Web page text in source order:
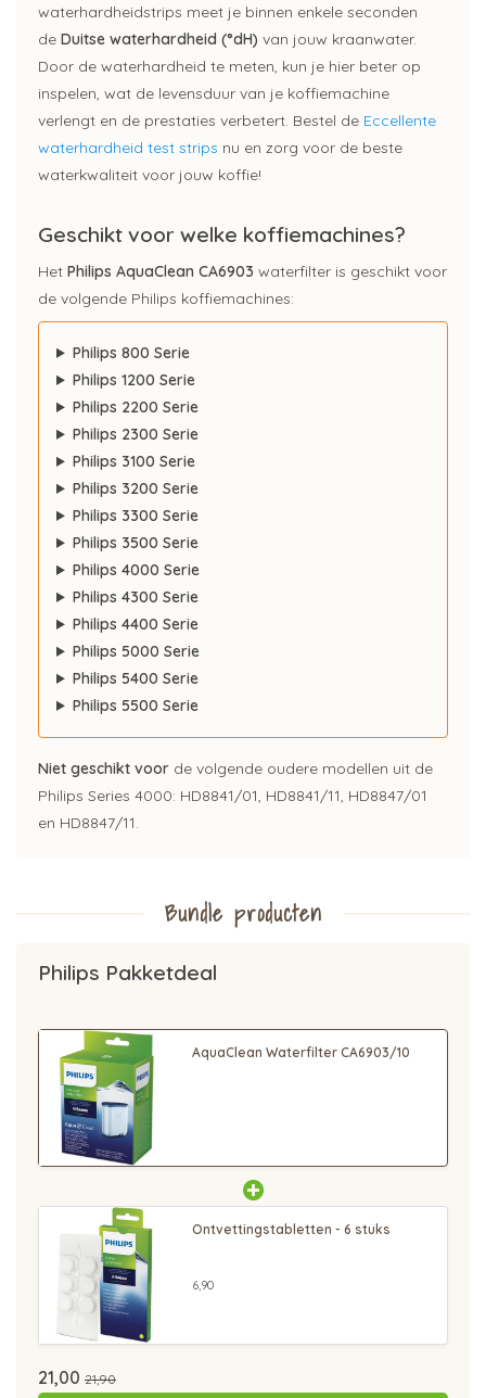
waterhardheidstrips meet je binnen enkele seconden
de Duitse waterhardheid (°dH) van jouw kraanwater.
Door de waterhardheid te meten, kun je hier beter op
inspelen, wat de levensduur van je koffiemachine
verlengt en de prestaties verbetert. Bestel de Eccellente
waterhardheid test strips nu en zorg voor de beste
waterkwaliteit voor jouw koffie!
Geschikt voor welke koffiemachines?
Het Philips AquaClean CA6903 waterfilter is geschikt voor
de volgende Philips koffiemachines:
Philips 800 Serie
Philips 1200 Serie
Philips 2200 Serie
Philips 2300 Serie
Philips 3100 Serie
Philips 3200 Serie
Philips 3300 Serie
Philips 3500 Serie
Philips 4000 Serie
Philips 4300 Serie
Philips 4400 Serie
Philips 5000 Serie
Philips 5400 Serie
Philips 5500 Serie
Niet geschikt voor de volgende oudere modellen uit de
Philips Series 4000: HD8841/01, HD8841/11, HD8847/01
en HD8847/11.
Bundle producten
Philips Pakketdeal
AquaClean Waterfilter CA6903/10
Ontvettingstabletten - 6 stuks
6,90
21,00 21,90